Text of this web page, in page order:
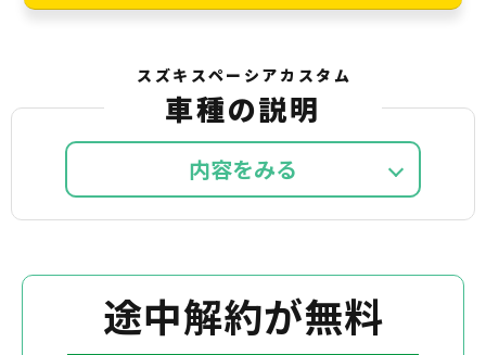
スズキスペーシアカスタム
車種の説明
内容を
途中解約が無料